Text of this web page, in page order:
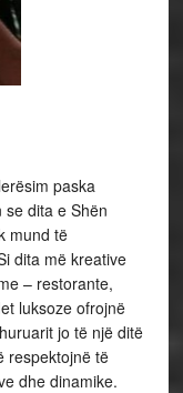
paska
dita e Shën
mund të
dita më kreative
– restorante,
luksoze ofrojnë
jo të një ditë
respektojnë të
dhe dinamike.